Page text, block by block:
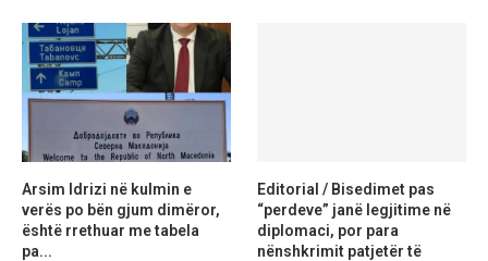
Arsim Idrizi në kulmin e
verës po bën gjum dimëror,
është rrethuar me tabela
pa...
Editorial / Bisedimet pas
“perdeve” janë legjitime në
diplomaci, por para
nënshkrimit patjetër të